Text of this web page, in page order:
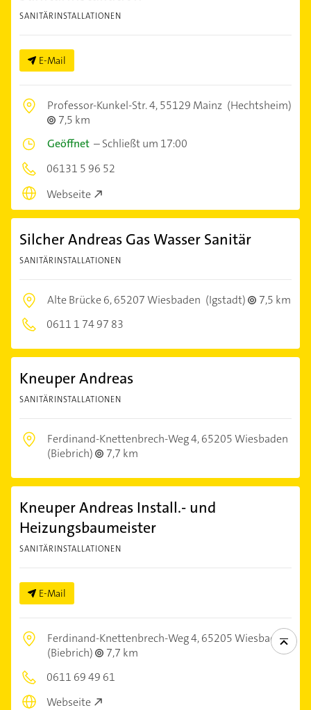
SANITÄRINSTALLATIONEN
E-Mail
Professor-Kunkel-Str. 4,55129 Mainz (Hechtsheim)
7,5 km
Geöffnet –Schließt um 17:00
06131 5 96 52
Webseite
Silcher Andreas Gas Wasser Sanitär
SANITÄRINSTALLATIONEN
Alte Brücke 6,65207 Wiesbaden (Igstadt)
7,5 km
0611 1 74 97 83
Kneuper Andreas
SANITÄRINSTALLATIONEN
Ferdinand-Knettenbrech-Weg 4,65205 Wiesbaden
(Biebrich)
7,7 km
Kneuper Andreas Install.- und
Heizungsbaumeister
SANITÄRINSTALLATIONEN
E-Mail
Ferdinand-Knettenbrech-Weg 4,65205 Wiesbaden
(Biebrich)
7,7 km
0611 69 49 61
Webseite